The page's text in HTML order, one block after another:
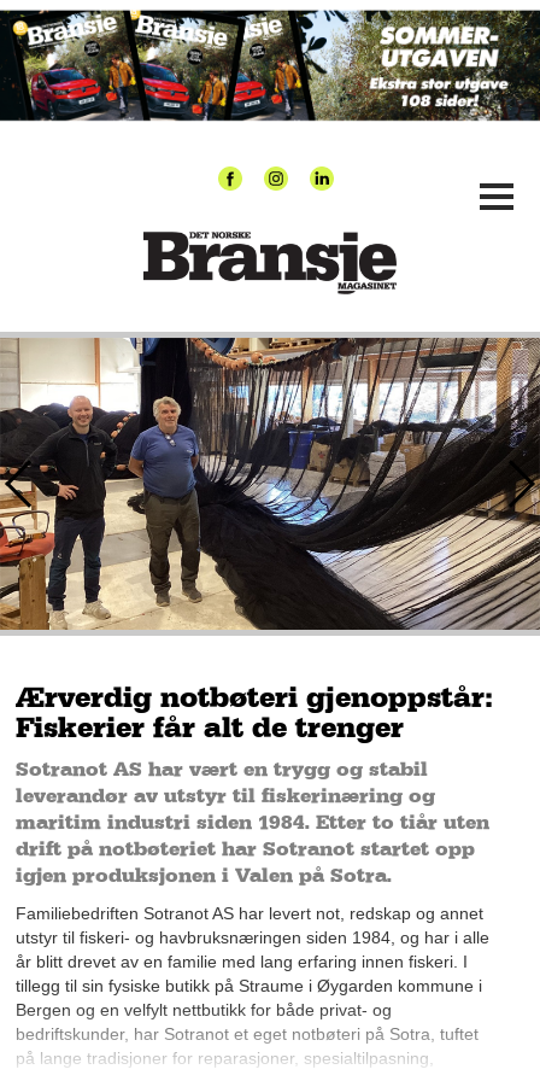
Ærverdig notbøteri gjenoppstår:
Fiskerier får alt de trenger
Sotranot AS har vært en trygg og stabil
leverandør av utstyr til fiskerinæring og
maritim industri siden 1984. Etter to tiår uten
drift på notbøteriet har Sotranot startet opp
igjen produksjonen i Valen på Sotra.
Familiebedriften Sotranot AS har levert not, redskap og annet
utstyr til fiskeri- og havbruksnæringen siden 1984, og har i alle
år blitt drevet av en familie med lang erfaring innen fiskeri. I
tillegg til sin fysiske butikk på Straume i Øygarden kommune i
Bergen og en velfylt nettbutikk for både privat- og
bedriftskunder, har Sotranot et eget notbøteri på Sotra, tuftet
på lange tradisjoner for reparasjoner, spesialtilpasning,